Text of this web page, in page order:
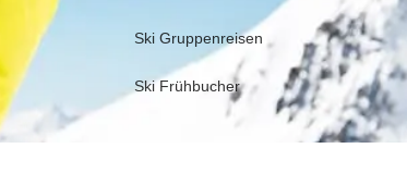
Ski Gruppenreisen
Ski Frühbucher